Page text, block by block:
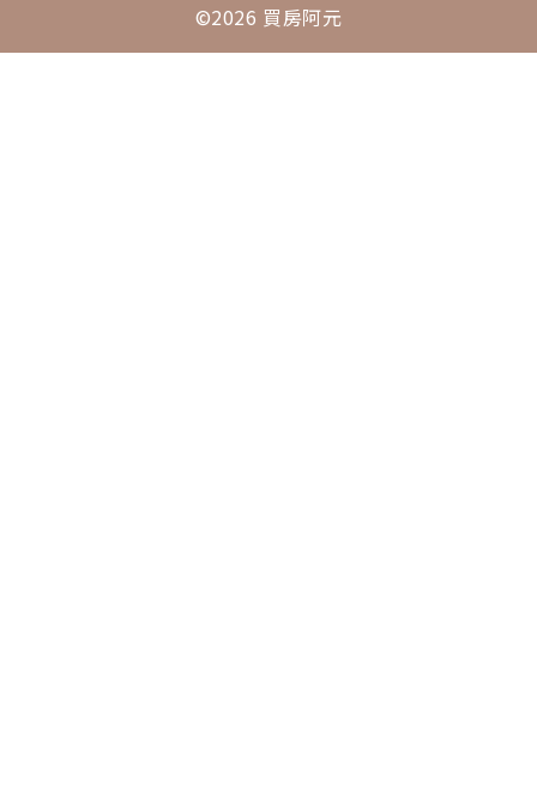
©2026 買房阿元